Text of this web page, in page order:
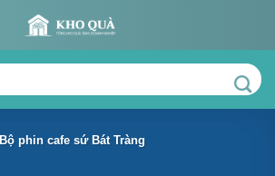
Bộ phin cafe sứ Bát Tràng